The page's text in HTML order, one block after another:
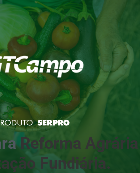
Reforma Agrária
Fundiária.